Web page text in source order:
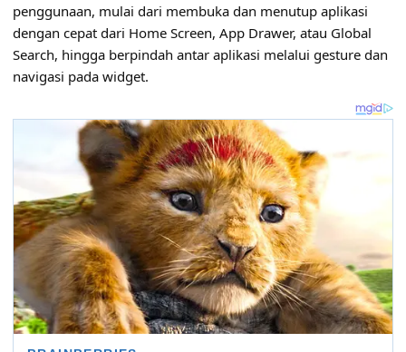
penggunaan, mulai dari membuka dan menutup aplikasi
dengan cepat dari Home Screen, App Drawer, atau Global
Search, hingga berpindah antar aplikasi melalui gesture dan
navigasi pada widget.